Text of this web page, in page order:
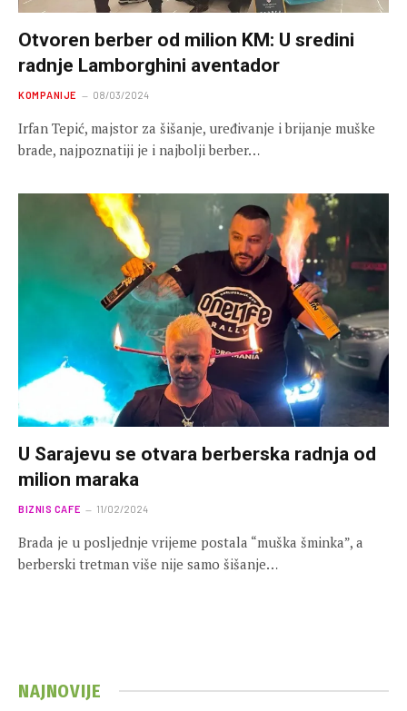
Otvoren berber od milion KM: U sredini
radnje Lamborghini aventador
KOMPANIJE 08/03/2024
Irfan Tepić, majstor za šišanje, uređivanje i brijanje muške
brade, najpoznatiji je i najbolji berber…
U Sarajevu se otvara berberska radnja od
milion maraka
BIZNIS CAFE 11/02/2024
Brada je u posljednje vrijeme postala “muška šminka”, a
berberski tretman više nije samo šišanje…
NAJNOVIJE